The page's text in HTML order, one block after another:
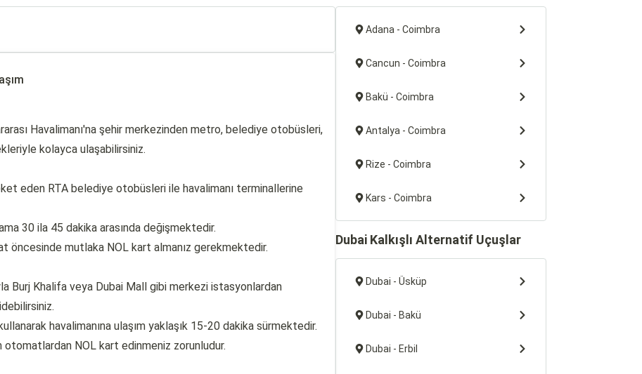
Havalimanı'na şehir merkezinden metro, belediye otobüsleri,
kolayca ulaşabilirsiniz.
eden RTA belediye otobüsleri ile havalimanı terminallerine
30 ila 45 dakika arasında değişmektedir.
öncesinde mutlaka NOL kart almanız gerekmektedir.
Burj Khalifa veya Dubai Mall gibi merkezi istasyonlardan
havalimanına ulaşım yaklaşık 15-20 dakika sürmektedir.
NOL kart edinmeniz zorunludur.
Adana - Coimbra
Cancun - Coimbra
Bakü - Coimbra
Antalya - Coimbra
Rize - Coimbra
Kars - Coimbra
Dubai Kalkışlı Alternatif Uçuşlar
Dubai - Üsküp
Dubai - Bakü
Dubai - Erbil